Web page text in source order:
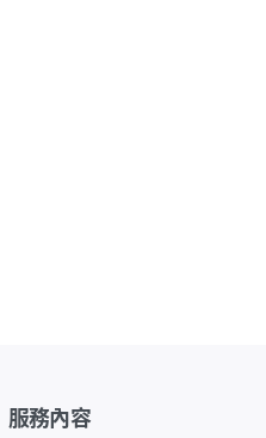
服務內容